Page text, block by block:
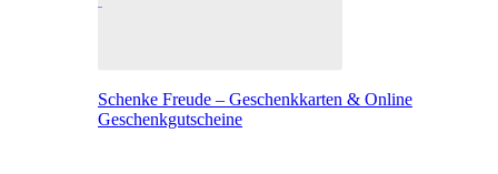
Schenke Freude – Geschenkkarten & Online
Geschenkgutscheine